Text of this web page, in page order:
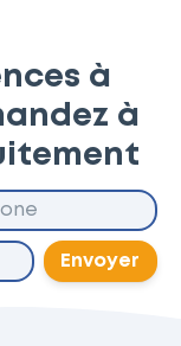
à
à
Envoyer